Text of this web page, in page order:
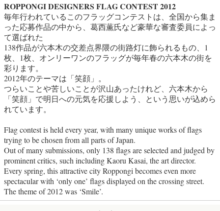
ROPPONGI DESIGNERS FLAG CONTEST 2012
毎年行われているこのフラッグコンテストは、全国から集ま
った応募作品の中から、葛西薫氏など豪華な審査委員によっ
て選ばれた
138作品が六本木の交差点界隈の街路灯に飾られるもの、1
枚、1枚、オンリーワンのフラッグが毎年春の六本木の街を
彩ります。
2012年のテーマは「笑顔」。
つらいことや苦しいことが沢山あったけれど、六本木から
「笑顔」で明日への元気を応援しよう、という思いが込めら
れています。
Flag contest is held every year, with many unique works of flags
trying to be chosen from all parts of Japan.
Out of many submissions, only 138 flags are selected and judged by
prominent critics, such including Kaoru Kasai, the art director.
Every spring, this attractive city Roppongi becomes even more
spectacular with ‘only one’ flags displayed on the crossing street.
The theme of 2012 was ‘Smile’.